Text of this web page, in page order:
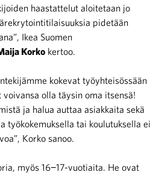
haastattelut aloitetaan jo
pidetään
Ikea Suomen
Korko kertoo.
kokevat työyhteisössään
olla täysin oma itsensä!
ja halua auttaa asiakkaita sekä
työkokemuksella tai koulutuksella ei
Korko sanoo.
myös 16−17-vuotiaita. He ovat